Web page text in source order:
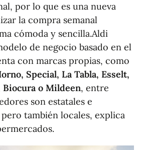
por lo que es una nueva
la compra semanal
cómoda y sencilla.Aldi
de negocio basado en el
con marcas propias, como
Special, La Tabla, Esselt,
o Mildeen, entre
son estatales e
también locales, explica